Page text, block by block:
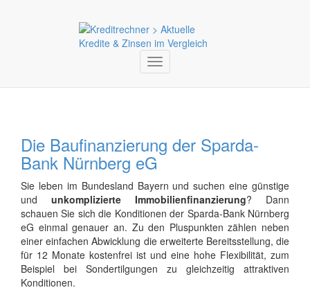
Toggle
navigation
Die Baufinanzierung der Sparda-
Bank Nürnberg eG
Sie leben im Bundesland Bayern und suchen eine günstige
und unkomplizierte Immobilienfinanzierung? Dann
schauen Sie sich die Konditionen der Sparda-Bank Nürnberg
eG einmal genauer an. Zu den Pluspunkten zählen neben
einer einfachen Abwicklung die erweiterte Bereitsstellung, die
für 12 Monate kostenfrei ist und eine hohe Flexibilität, zum
Beispiel bei Sondertilgungen zu gleichzeitig attraktiven
Konditionen.